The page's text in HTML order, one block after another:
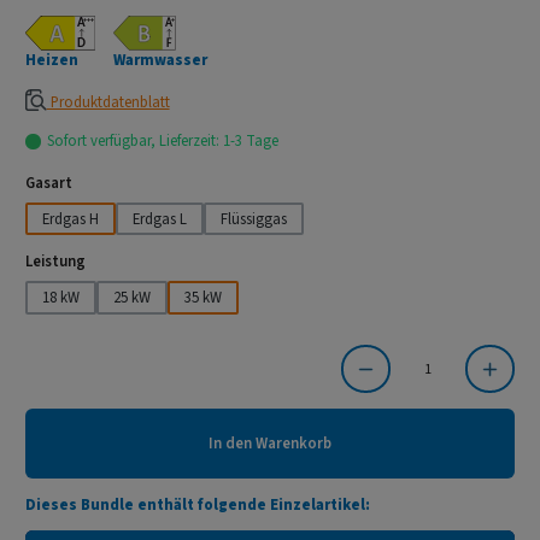
Heizen
Warmwasser
Produktdatenblatt
Sofort verfügbar, Lieferzeit: 1-3 Tage
Gasart
Erdgas H
Erdgas L
Flüssiggas
Leistung
18 kW
25 kW 35 kW
Produkt Anzahl: Gib den gewünschten Wert ein oder benutze die Schaltflächen um die
In den Warenkorb
Dieses Bundle enthält folgende Einzelartikel: